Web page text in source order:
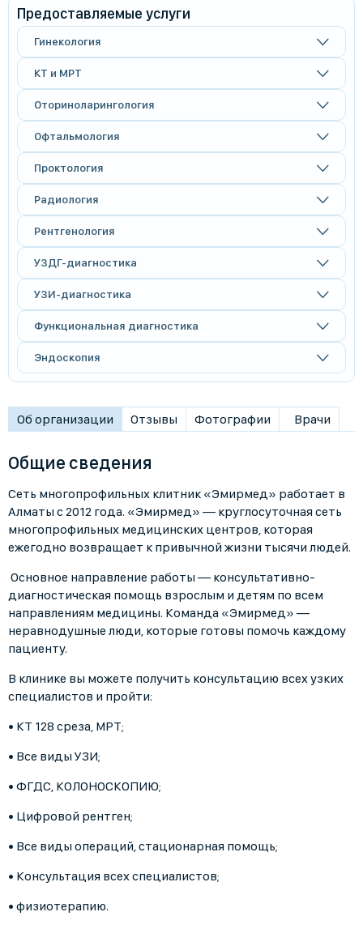
Предоставляемые услуги
Гинекология
КТ и МРТ
Оториноларингология
Офтальмология
Проктология
Радиология
Рентгенология
УЗДГ-диагностика
УЗИ-диагностика
Функциональная диагностика
Эндоскопия
Об организации Отзывы Фотографии Врачи
Общие сведения
Сеть многопрофильных клитник «Эмирмед» работает в
Алматы с 2012 года. «Эмирмед» — круглосуточная сеть
многопрофильных медицинских центров, которая
ежегодно возвращает к привычной жизни тысячи людей.
Основное направление работы — консультативно-
диагностическая помощь взрослым и детям по всем
направлениям медицины. Команда «Эмирмед» —
неравнодушные люди, которые готовы помочь каждому
пациенту.
В клинике вы можете получить консультацию всех узких
специалистов и пройти:
• КТ 128 среза, МРТ;
• Все виды УЗИ;
• ФГДС, КОЛОНОСКОПИЮ;
• Цифровой рентген;
• Все виды операций, стационарная помощь;
• Консультация всех специалистов;
• физиотерапию.